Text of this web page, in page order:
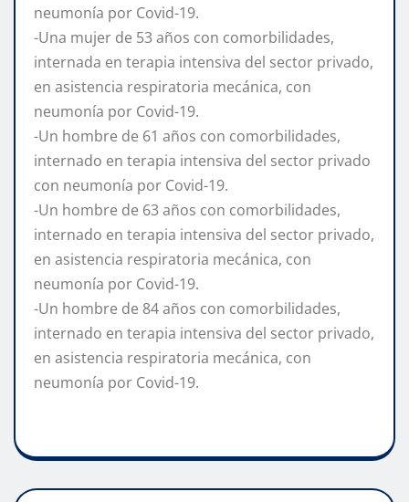
neumonía por Covid-19.
-Una mujer de 53 años con comorbilidades,
internada en terapia intensiva del sector privado,
en asistencia respiratoria mecánica, con
neumonía por Covid-19.
-Un hombre de 61 años con comorbilidades,
internado en terapia intensiva del sector privado
con neumonía por Covid-19.
-Un hombre de 63 años con comorbilidades,
internado en terapia intensiva del sector privado,
en asistencia respiratoria mecánica, con
neumonía por Covid-19.
-Un hombre de 84 años con comorbilidades,
internado en terapia intensiva del sector privado,
en asistencia respiratoria mecánica, con
neumonía por Covid-19.